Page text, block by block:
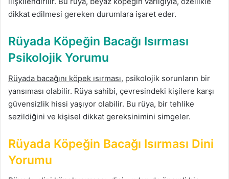
dikkat edilmesi gereken durumlara işaret eder.
Rüyada Köpeğin Bacağı Isırması
Psikolojik Yorumu
Rüyada bacağını köpek ısırması, psikolojik sorunların bir
yansıması olabilir. Rüya sahibi, çevresindeki kişilere karşı
güvensizlik hissi yaşıyor olabilir. Bu rüya, bir tehlike
sezildiğini ve kişisel dikkat gereksinimini simgeler.
Rüyada Köpeğin Bacağı Isırması Dini
Yorumu